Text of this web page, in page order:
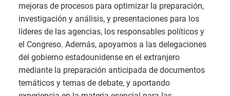
mejoras de procesos para optimizar la preparación,
investigación y análisis, y presentaciones para los
líderes de las agencias, los responsables políticos y
el Congreso. Además, apoyamos a las delegaciones
del gobierno estadounidense en el extranjero
mediante la preparación anticipada de documentos
temáticos y temas de debate, y aportando